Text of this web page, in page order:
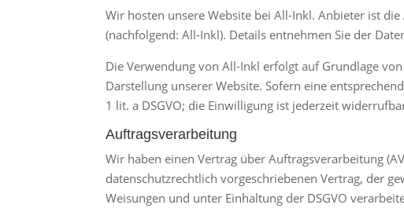
Wir hosten unsere Website bei All-Inkl. Anbieter ist
(nachfolgend: All-Inkl). Details entnehmen Sie der
Die Verwendung von All-Inkl erfolgt auf Grundlage
Darstellung unserer Website. Sofern eine
1 lit. a DSGVO; die Einwilligung ist jederzeit
Auftragsverarbeitung
Wir haben einen Vertrag über Auftragsverarbeitung
datenschutzrechtlich vorgeschriebenen Vertrag, der
Weisungen und unter Einhaltung der DSGVO